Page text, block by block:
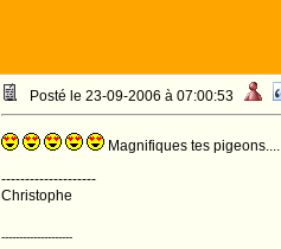
Posté le 23-09-2006 à 07:00:53
Magnifiques tes pigeons....
--------------------
Christophe
--------------------